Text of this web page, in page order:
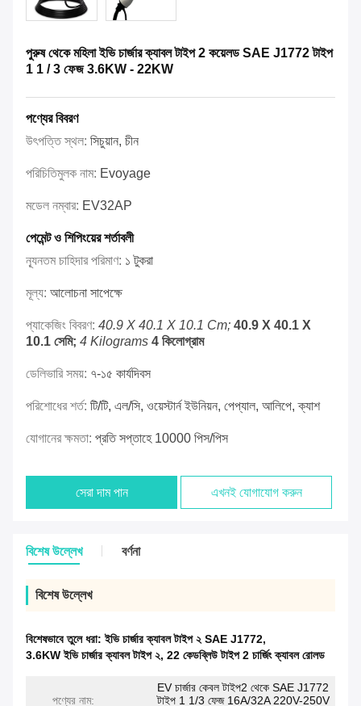
পুরুষ থেকে মহিলা ইভি চার্জার ক্যাবল টাইপ 2 কয়েলড SAE J1772 টাইপ
1 1 / 3 ফেজ 3.6KW - 22KW
পণ্যের বিবরণ
উৎপত্তি স্থল: সিচুয়ান, চীন
পরিচিতিমুলক নাম: Evoyage
মডেল নম্বার: EV32AP
পেমেন্ট ও শিপিংয়ের শর্তাবলী
ন্যূনতম চাহিদার পরিমাণ: ১ টুকরা
মূল্য: আলোচনা সাপেক্ষে
প্যাকেজিং বিবরণ: 40.9 X 40.1 X 10.1 Cm; 40.9 X 40.1 X
10.1 সেমি; 4 Kilograms 4 কিলোগ্রাম
ডেলিভারি সময়: ৭-১৫ কার্যদিবস
পরিশোধের শর্ত: টি/টি, এল/সি, ওয়েস্টার্ন ইউনিয়ন, পেপ্যাল, আলিপে, ক্যাশ
যোগানের ক্ষমতা: প্রতি সপ্তাহে 10000 পিস/পিস
সেরা দাম পান এখনই যোগাযোগ করুন
বিশেষ উল্লেখ বর্ণনা
বিশেষ উল্লেখ
বিশেষভাবে তুলে ধরা:ইভি চার্জার ক্যাবল টাইপ ২ SAE J1772,
3.6KW ইভি চার্জার ক্যাবল টাইপ ২, 22 কেডব্লিউ টাইপ 2 চার্জিং ক্যাবল রোলড
পণ্যের নাম:
EV চার্জার কেবল টাইপ2 থেকে SAE J1772
টাইপ 1 1/3 ফেজ 16A/32A 220V-250V